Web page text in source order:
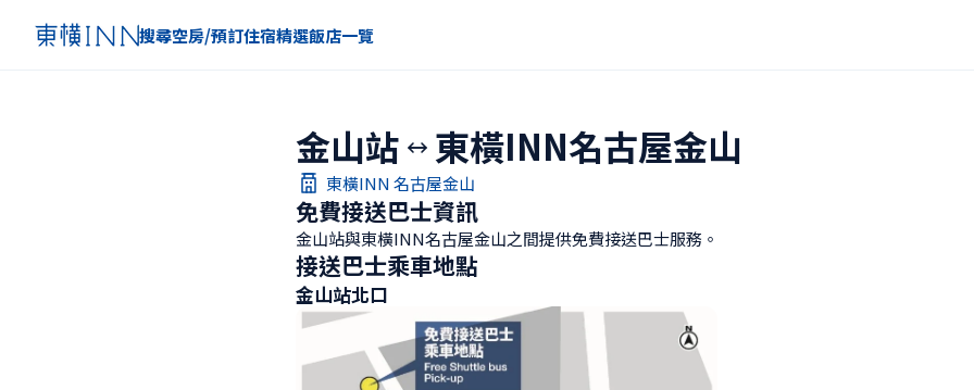
搜尋空房/預訂住宿精選飯店一覽
金山站 東橫INN名古屋金山
東橫INN 名古屋金山
免費接送巴士資訊
金山站與東橫INN名古屋金山之間提供免費接送巴士服務。
接送巴士乘車地點
金山站北口